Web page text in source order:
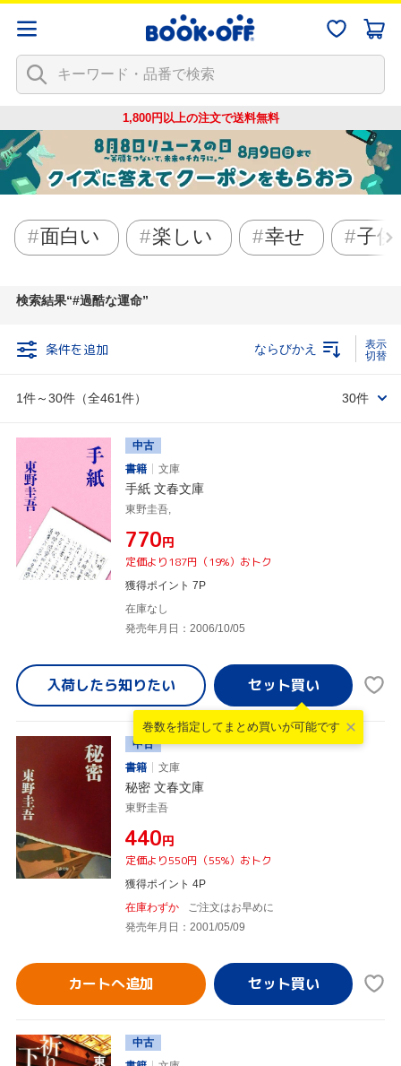
1,800円以上の注文で送料無料
面白い 楽しい 幸せ 子供
検索結果 #過酷な運命
条件を追加
1件～30件（全461件）
ならびかえ
30件
中古
書籍
文庫
手紙 文春文庫
東野圭吾,
¥770円
定価より187円（19%）おトク
獲得ポイント 7P
在庫なし
発売年月日：2006/10/05
入荷したら知りたい
巻数を指定して まとめ買いが可能です
中古
書籍
文庫
秘密 文春文庫
東野圭吾
¥440円
定価より550円（55%）おトク
獲得ポイント 4P
在庫わずか
ご注文はお早めに
発売年月日：2001/05/09
カートへ追加
中古